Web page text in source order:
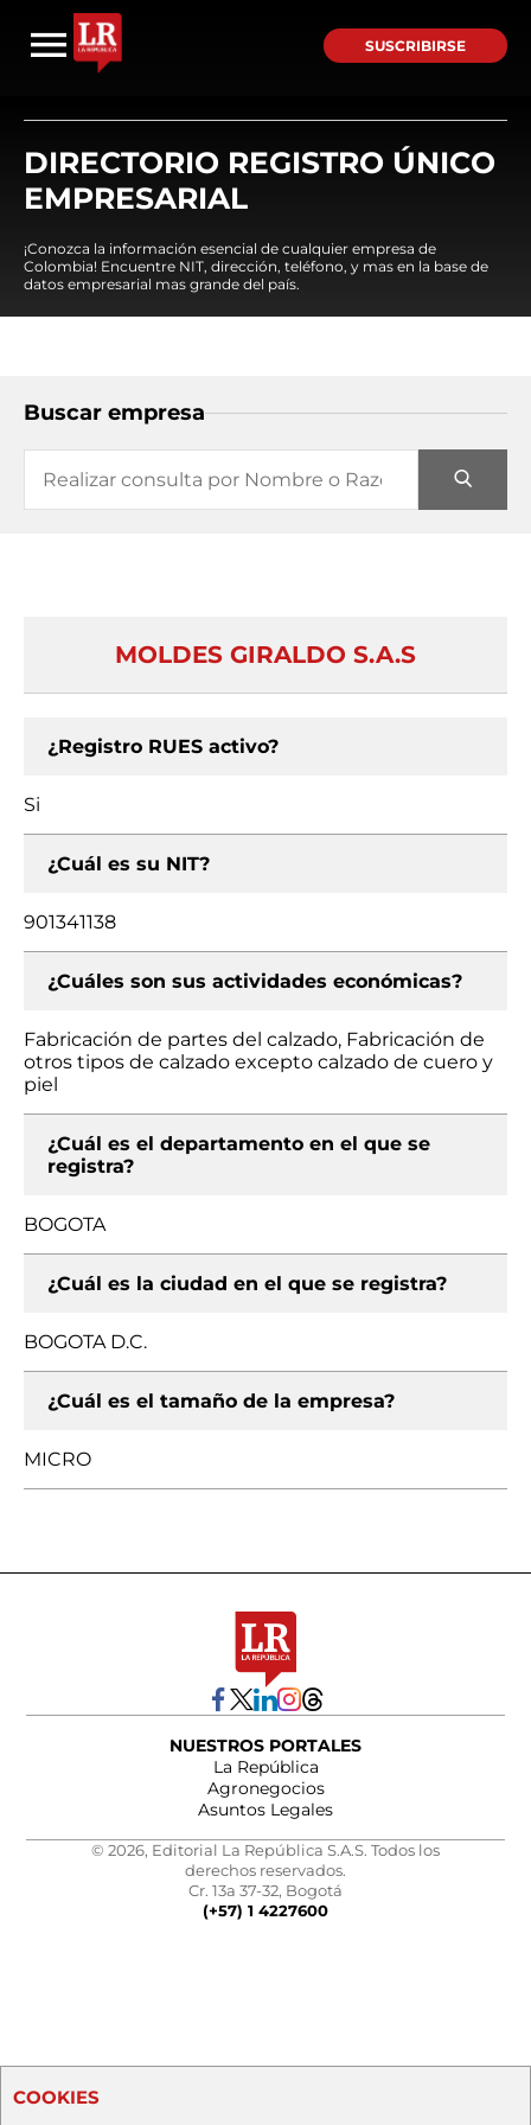
SUSCRIBIRSE
DIRECTORIO REGISTRO ÚNICO
EMPRESARIAL
¡Conozca la información esencial de cualquier empresa de
Colombia! Encuentre NIT, dirección, teléfono, y mas en la base de
datos empresarial mas grande del país.
Buscar empresa
MOLDES GIRALDO S.A.S
¿Registro RUES activo?
Si
¿Cuál es su NIT?
901341138
¿Cuáles son sus actividades económicas?
Fabricación de partes del calzado, Fabricación de
otros tipos de calzado excepto calzado de cuero y
piel
¿Cuál es el departamento en el que se
registra?
BOGOTA
¿Cuál es la ciudad en el que se registra?
BOGOTA D.C.
¿Cuál es el tamaño de la empresa?
MICRO
NUESTROS PORTALES
La República
Agronegocios
Asuntos Legales
© 2026, Editorial La República S.A.S. Todos los
derechos reservados.
Cr. 13a 37-32, Bogotá
(+57) 1 4227600
COOKIES